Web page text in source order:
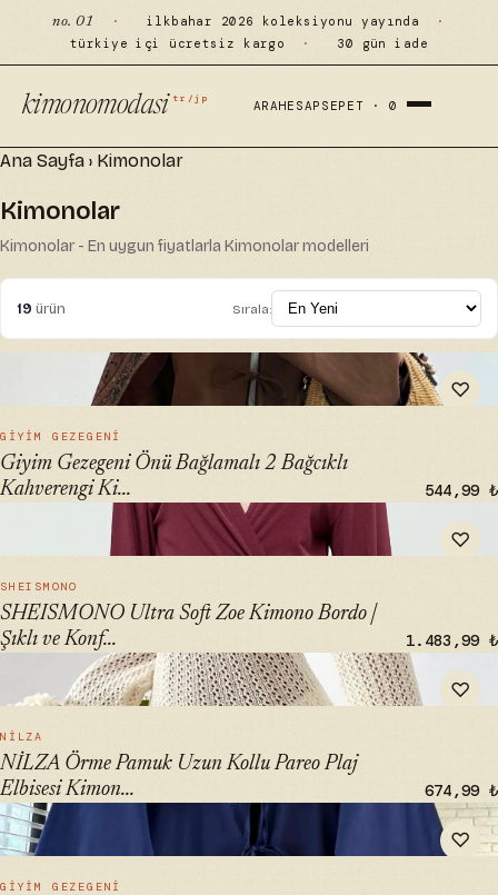
no. 01 · ilkbahar 2026 koleksiyonu yayında
·
türkiye içi ücretsiz kargo
· 30 gün iade
kimonomodasi tr/jp
ARAHESAP SEPET ·0
Ana Sayfa › Kimonolar
Kimonolar
Kimonolar - En uygun fiyatlarla Kimonolar modelleri
19 ürün Sırala:
♡
" alt="Giyim Gezegeni Önü Bağlamalı 2 Bağcıklı Kahverengi
Kimono Gömlek" loading="lazy">
GIYIM GEZEGENI
Giyim Gezegeni Önü Bağlamalı 2 Bağcıklı
Kahverengi Ki...
544,99 ₺
♡
" alt="SHEISMONO Ultra Soft Zoe Kimono Bordo | Şıklı ve
Konforlu Kimono" loading="lazy">
SHEISMONO
SHEISMONO Ultra Soft Zoe Kimono Bordo |
Şıklı ve Konf...
1.483,99 ₺
♡
" alt="NİLZA Örme Pamuk Uzun Kollu Pareo Plaj Elbisesi
Kimono Kaftan - ₺499.99" loading="lazy">
NİLZA
NİLZA Örme Pamuk Uzun Kollu Pareo Plaj
Elbisesi Kimon...
674,99 ₺
♡
" alt="Giyim Gezegeni Önü Bağlamalı Kimono Tunik Lacivert
Oversize Yeni Sezon" loading="lazy">
GIYIM GEZEGENI